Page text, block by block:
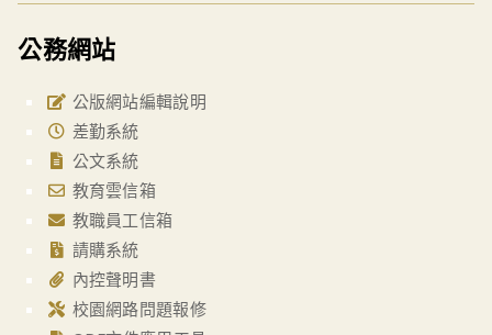
公務網站
公版網站編輯說明
差勤系統
公文系統
教育雲信箱
教職員工信箱
請購系統
內控聲明書
校園網路問題報修